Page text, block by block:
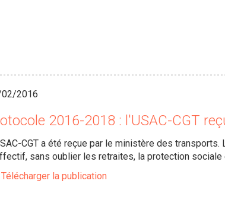
2016
2016-2018 : l'USAC-CGT
CGT a été reçue par le ministère des
sans oublier les retraites, la protection sociale
Télécharger la publication